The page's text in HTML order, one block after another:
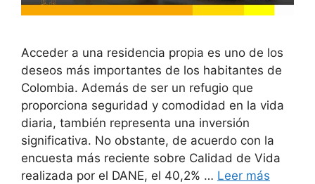
Acceder a una residencia propia es uno de los
deseos más importantes de los habitantes de
Colombia. Además de ser un refugio que
proporciona seguridad y comodidad en la vida
diaria, también representa una inversión
significativa. No obstante, de acuerdo con la
encuesta más reciente sobre Calidad de Vida
realizada por el DANE, el 40,2% … Leer más